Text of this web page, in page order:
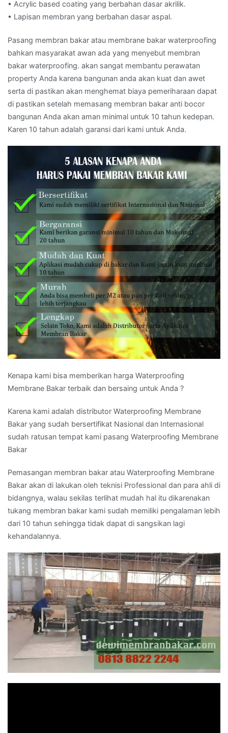
• Acrylic based coating yang berbahan dasar akrilik.
• Lapisan membran yang berbahan dasar aspal.
Pasang membran bakar atau membrane bakar waterproofing
bahkan masyarakat awan ada yang menyebut membran
bakar waterproofing. akan sangat membantu perawatan
property Anda karena bangunan anda akan kuat dan awet
serta di pastikan akan menghemat biaya pemeriharaan dapat
di pastikan setelah memasang membran bakar anti bocor
bangunan Anda akan aman minimal untuk 10 tahun kedepan.
Karen 10 tahun adalah garansi dari kami untuk Anda.
Kenapa kami bisa memberikan harga Waterproofing
Membrane Bakar terbaik dan bersaing untuk Anda ?
Karena kami adalah distributor Waterproofing Membrane
Bakar yang sudah bersertifikat Nasional dan Internasional
sudah ratusan tempat kami pasang Waterproofing Membrane
Bakar
Pemasangan membran bakar atau Waterproofing Membrane
Bakar akan di lakukan oleh teknisi Professional dan para ahli di
bidangnya, walau sekilas terlihat mudah hal itu dikarenakan
tukang membran bakar kami sudah memiliki pengalaman lebih
dari 10 tahun sehingga tidak dapat di sangsikan lagi
kehandalannya.